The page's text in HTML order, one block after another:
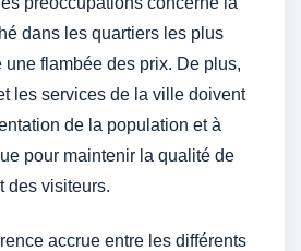
dans les quartiers les plus
une flambée des prix. De plus,
les services de la ville doivent
de la population et à
pour maintenir la qualité de
des visiteurs.
accrue entre les différents